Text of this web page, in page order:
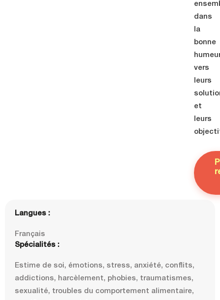
dans
la
bonne
vers
leurs
et
leurs
Langues :
Français
Spécialités :
Estime de soi, émotions, stress, anxiété, conflits,
addictions, harcèlement, phobies, traumatismes,
sexualité, troubles du comportement alimentaire,